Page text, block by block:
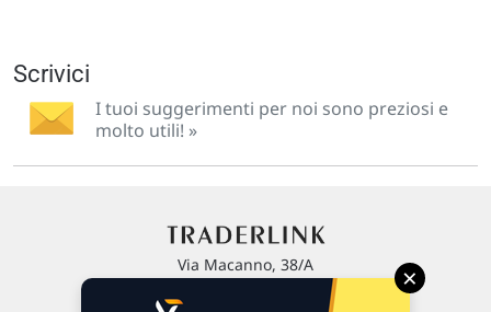
Scrivici
I tuoi suggerimenti per noi sono preziosi e
molto utili! »
Via Macanno, 38/A
×